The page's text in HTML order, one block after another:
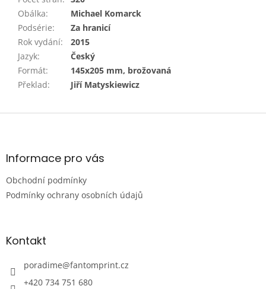
Obálka:
Michael Komarck
Podsérie:
Za hranicí
Rok vydání:
2015
Jazyk:
Český
Formát:
145x205 mm, brožovaná
Překlad: Jiří Matyskiewicz
Z
aInformace pro vás
Obchodní podmínky
Podmínky ochrany osobních údajů
Kontakt
poradime@fantomprint.cz
+420 734 751 680